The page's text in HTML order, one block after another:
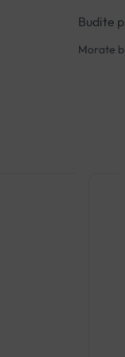
Budite
Morate